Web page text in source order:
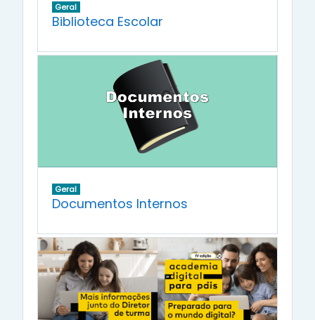
Geral
Biblioteca Escolar
Geral
Documentos Internos